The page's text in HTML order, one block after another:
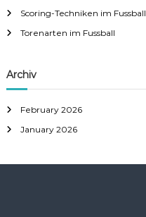
Scoring-Techniken im Fussball
Torenarten im Fussball
Archiv
February 2026
January 2026